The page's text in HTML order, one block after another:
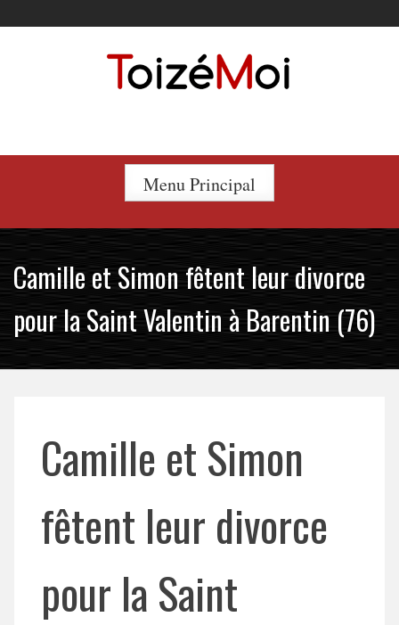
to
Menu Principal
Camille et Simon fêtent leur divorce
pour la Saint Valentin à Barentin (76)
Camille et Simon
fêtent leur divorce
pour la Saint